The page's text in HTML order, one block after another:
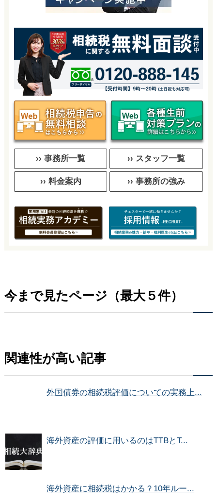
›› 事務所一覧 ›› スタッフ一覧
›› 料金案内 ›› 事務所の強み
今まで見たページ（最大５件）
関連性が高い記事
外国債券の相続税評価についての実務上...
海外資産の評価に用いるのはTTBとT...
海外資産に相続税はかかる？10年ルー...